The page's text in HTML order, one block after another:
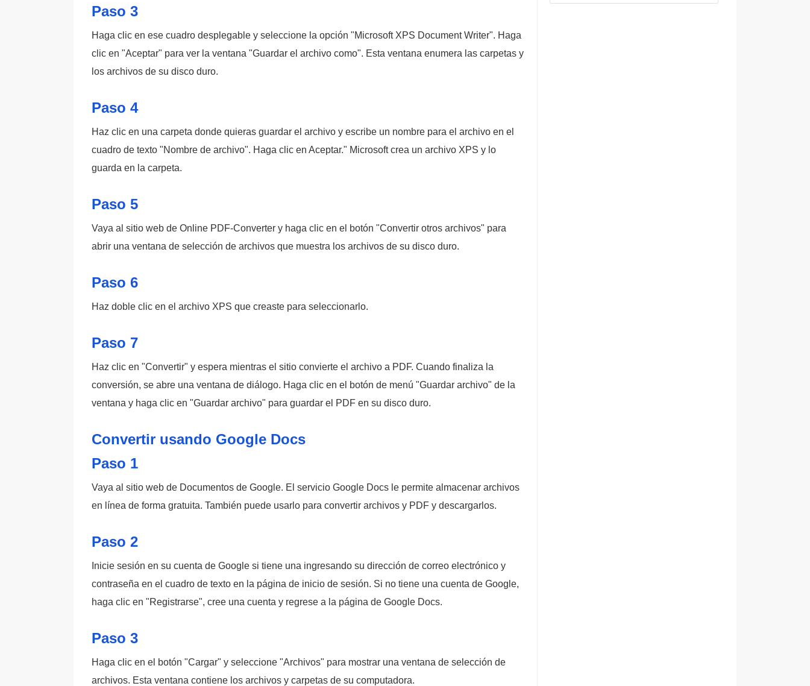
Paso 3
Haga clic en ese cuadro desplegable y seleccione la opción "Microsoft XPS Document Writer". Haga
clic en "Aceptar" para ver la ventana "Guardar el archivo como". Esta ventana enumera las carpetas y
los archivos de su disco duro.
Paso 4
Haz clic en una carpeta donde quieras guardar el archivo y escribe un nombre para el archivo en el
cuadro de texto "Nombre de archivo". Haga clic en Aceptar." Microsoft crea un archivo XPS y lo
guarda en la carpeta.
Paso 5
Vaya al sitio web de Online PDF-Converter y haga clic en el botón "Convertir otros archivos" para
abrir una ventana de selección de archivos que muestra los archivos de su disco duro.
Paso 6
Haz doble clic en el archivo XPS que creaste para seleccionarlo.
Paso 7
Haz clic en "Convertir" y espera mientras el sitio convierte el archivo a PDF. Cuando finaliza la
conversión, se abre una ventana de diálogo. Haga clic en el botón de menú "Guardar archivo" de la
ventana y haga clic en "Guardar archivo" para guardar el PDF en su disco duro.
Convertir usando Google Docs
Paso 1
Vaya al sitio web de Documentos de Google. El servicio Google Docs le permite almacenar archivos
en línea de forma gratuita. También puede usarlo para convertir archivos y PDF y descargarlos.
Paso 2
Inicie sesión en su cuenta de Google si tiene una ingresando su dirección de correo electrónico y
contraseña en el cuadro de texto en la página de inicio de sesión. Si no tiene una cuenta de Google,
haga clic en "Registrarse", cree una cuenta y regrese a la página de Google Docs.
Paso 3
Haga clic en el botón "Cargar" y seleccione "Archivos" para mostrar una ventana de selección de
archivos. Esta ventana contiene los archivos y carpetas de su computadora.